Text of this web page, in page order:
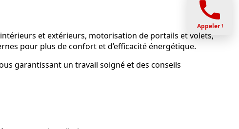
et extérieurs, motorisation de portails et volets,
pour plus de confort et d’efficacité énergétique.
garantissant un travail soigné et des conseils
Appeler !